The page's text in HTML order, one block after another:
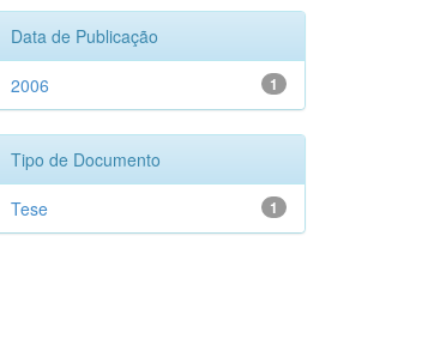
Data de Publicação
1
2006
Tipo de Documento
1
Tese